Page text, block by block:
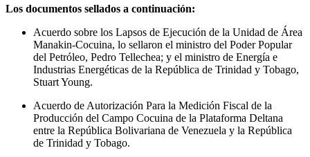
Los documentos sellados a continuación:
Acuerdo sobre los Lapsos de Ejecución de la Unidad de Área
Manakin-Cocuina, lo sellaron el ministro del Poder Popular
del Petróleo, Pedro Tellechea; y el ministro de Energía e
Industrias Energéticas de la República de Trinidad y Tobago,
Stuart Young.
Acuerdo de Autorización Para la Medición Fiscal de la
Producción del Campo Cocuina de la Plataforma Deltana
entre la República Bolivariana de Venezuela y la República
de Trinidad y Tobago.